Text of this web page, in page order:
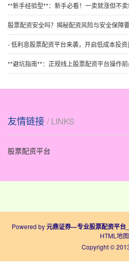
**新手经验型**：新手必看！一卖就涨但不
股票配资安全吗？揭秘配资风险与安全保障
- 低利息股票配资平台来袭，开启低成本投资
**避坑指南**：正规线上股票配资平台操作
友情链接 / LINKS
股票配资平台
Powered by元鼎证券—专业股票配资平台
HTML地图
Copyright©